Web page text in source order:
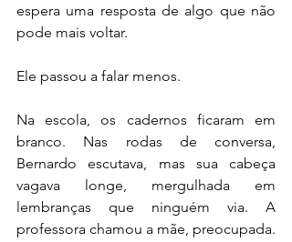
espera uma resposta de algo que não
pode mais voltar.
Ele passou a falar menos.
Na escola, os cadernos ficaram em
branco. Nas rodas de conversa,
Bernardo escutava, mas sua cabeça
vagava longe, mergulhada em
lembranças que ninguém via. A
professora chamou a mãe, preocupada.